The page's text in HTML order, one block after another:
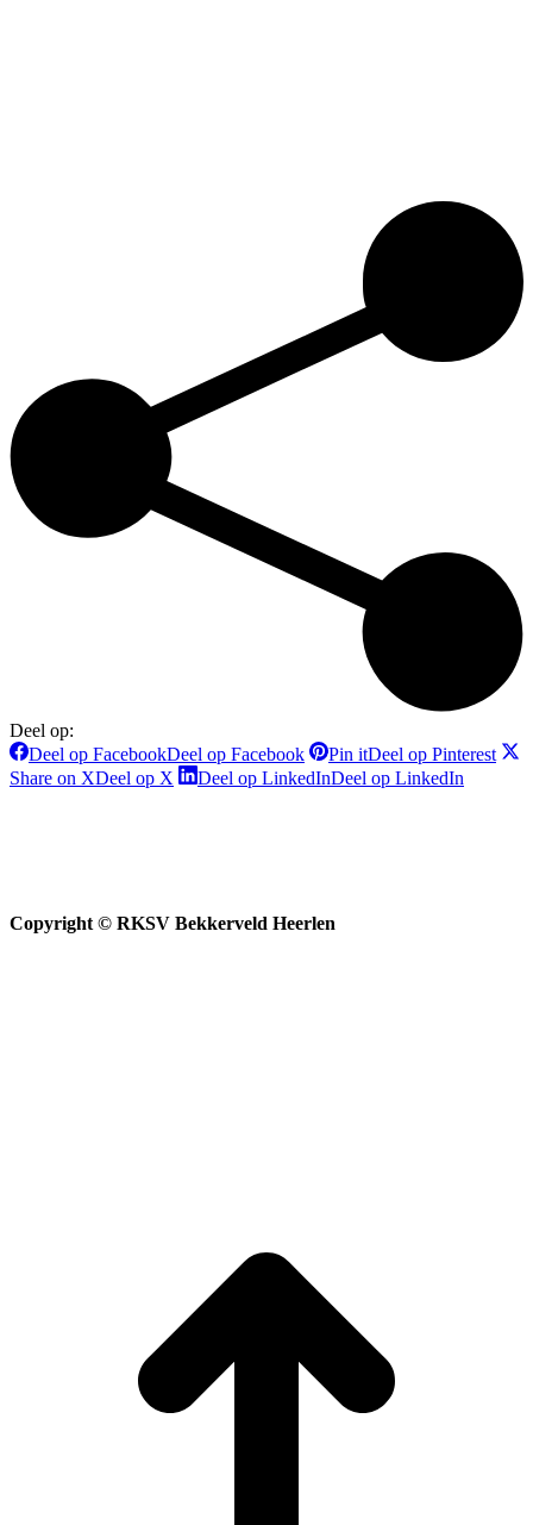
Deel op:
Deel op FacebookDeel op Facebook Pin itDeel op Pinterest
Share on XDeel op X Deel op LinkedInDeel op LinkedIn
Copyright © RKSV Bekkerveld Heerlen